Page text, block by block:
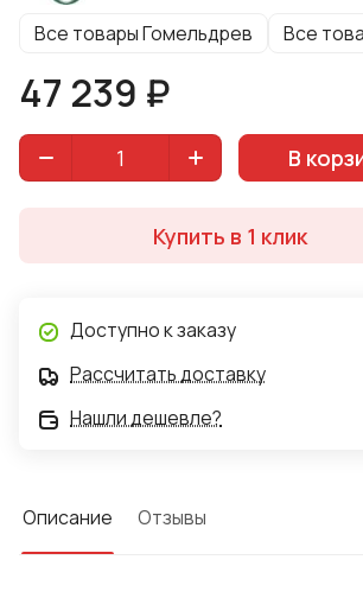
Все товары Гомельдрев Все
47 239 ₽
В
Купить в 1 клик
Доступно к заказу
Рассчитать доставку
Нашли дешевле?
Описание Отзывы